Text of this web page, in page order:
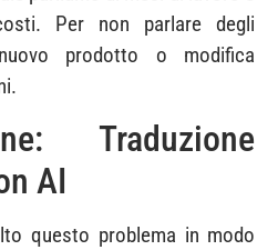
Per non parlare degli
prodotto o modifica
Traduzione
AI
questo problema in modo